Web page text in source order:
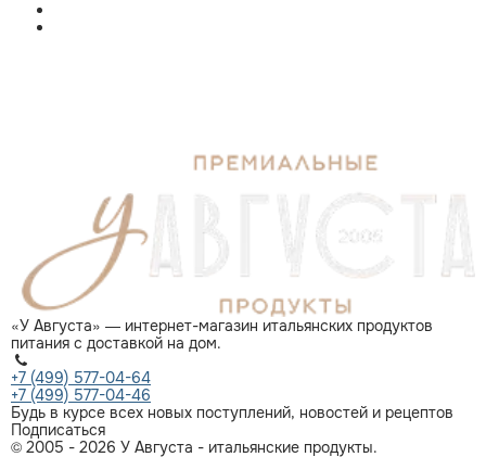
«У Августа» — интернет-магазин итальянских продуктов
питания с доставкой на дом.
+7 (499) 577-04-64
+7 (499) 577-04-46
Будь в курсе всех новых поступлений, новостей и рецептов
Подписаться
© 2005 - 2026 У Августа - итальянские продукты.